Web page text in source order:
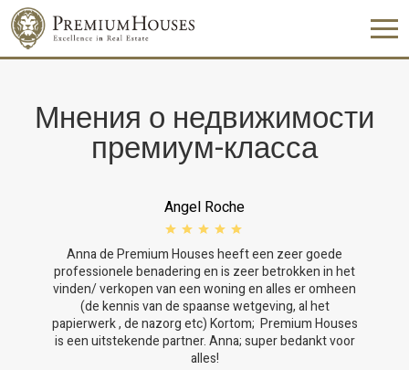
Мнения о недвижимости
премиум-класса
Angel Roche
Anna de Premium Houses heeft een zeer goede
professionele benadering en is zeer betrokken in het
vinden/ verkopen van een woning en alles er omheen
(de kennis van de spaanse wetgeving, al het
papierwerk , de nazorg etc) Kortom; Premium Houses
is een uitstekende partner. Anna; super bedankt voor
alles!